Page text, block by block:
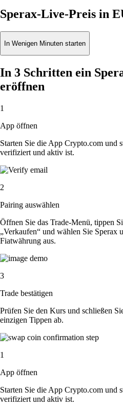
Sperax-Live-Preis in
In Wenigen Minuten starten
In 3 Schritten ein
eröffnen
1
App öffnen
Starten Sie die App Crypto.com und
verifiziert und aktiv ist.
2
Pairing auswählen
Öffnen Sie das Trade-Menü, tippen
„Verkaufen“ und wählen Sie Sperax
Fiatwährung aus.
3
Trade bestätigen
Prüfen Sie den Kurs und schließen
einzigen Tippen ab.
1
App öffnen
Starten Sie die App Crypto.com und
verifiziert und aktiv ist.